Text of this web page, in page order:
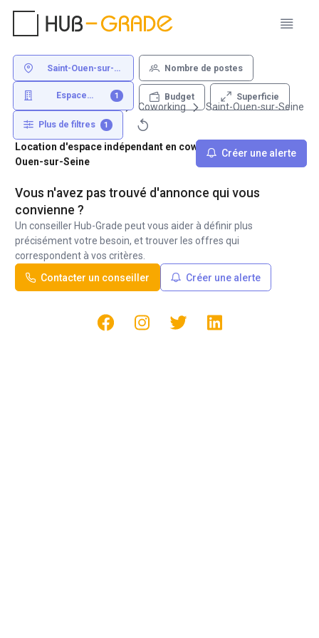
Saint-Ouen-sur-
Nombre de postes
Espace
1 Budget Superficie
Plus de filtres 1
Créer une alerte
Coworking Saint-Ouen-sur-Seine
Location d'espace indépendant en coworking - 93400 Saint-
Ouen-sur-Seine
Vous n'avez pas trouvé d'annonce qui vous
convienne ?
Un conseiller Hub-Grade peut vous aider à définir plus
précisément votre besoin, et trouver les offres qui
correspondent à vos critères.
Contacter un conseiller
Créer une alerte